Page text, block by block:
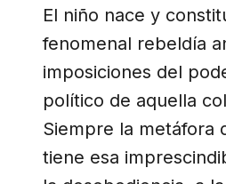
El niño nace y
fenomenal rebeldía
imposiciones del
político de aquella
Siempre la metáfora
tiene esa